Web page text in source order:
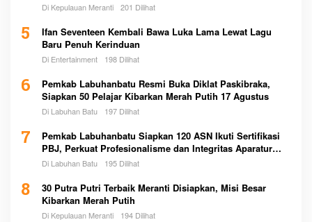
Di Kepulauan Meranti 201 Dilihat
5
Ifan Seventeen Kembali Bawa Luka Lama Lewat Lagu
Baru Penuh Kerinduan
Di Entertainment 198 Dilihat
6
Pemkab Labuhanbatu Resmi Buka Diklat Paskibraka,
Siapkan 50 Pelajar Kibarkan Merah Putih 17 Agustus
Di Labuhan Batu 197 Dilihat
7
Pemkab Labuhanbatu Siapkan 120 ASN Ikuti Sertifikasi
PBJ, Perkuat Profesionalisme dan Integritas Aparatur
Pemerintah
Di Labuhan Batu 195 Dilihat
8
30 Putra Putri Terbaik Meranti Disiapkan, Misi Besar
Kibarkan Merah Putih
Di Kepulauan Meranti 194 Dilihat